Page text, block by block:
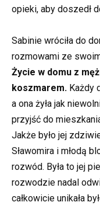
opieki, aby doszedł
Sabinie wróciła do
rozmowami ze
Życie w domu z
koszmarem. Każdy
a ona żyła jak
przyjść do
Jakże było jej
Sławomira i młodą
rozwód. Była to jej
rozwodzie nadal
całkowicie unikała